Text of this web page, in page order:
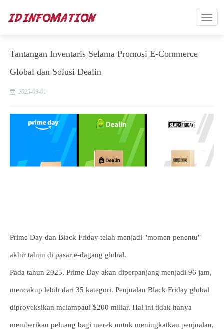
Tantangan Inventaris Selama Promosi E-Commerce
Global dan Solusi Dealin
2025-09-01
Prime Day dan Black Friday telah menjadi "momen penentu"
akhir tahun di pasar e-dagang global.
Pada tahun 2025, Prime Day akan diperpanjang menjadi 96 jam,
mencakup lebih dari 35 kategori. Penjualan Black Friday global
diproyeksikan melampaui $200 miliar. Hal ini tidak hanya
memberikan peluang bagi merek untuk meningkatkan penjualan,